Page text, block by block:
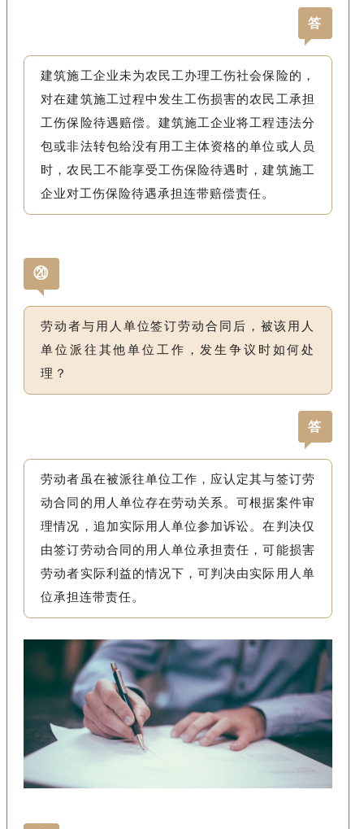
答
建筑施工企业未为农民工办理工伤社会保险的，
对在建筑施工过程中发生工伤损害的农民工承担
工伤保险待遇赔偿。建筑施工企业将工程违法分
包或非法转包给没有用工主体资格的单位或人员
时，农民工不能享受工伤保险待遇时，建筑施工
企业对工伤保险待遇承担连带赔偿责任。
⑳
劳动者与用人单位签订劳动合同后，被该用人
单位派往其他单位工作，发生争议时如何处
理？
答
劳动者虽在被派往单位工作，应认定其与签订劳
动合同的用人单位存在劳动关系。可根据案件审
理情况，追加实际用人单位参加诉讼。在判决仅
由签订劳动合同的用人单位承担责任，可能损害
劳动者实际利益的情况下，可判决由实际用人单
位承担连带责任。